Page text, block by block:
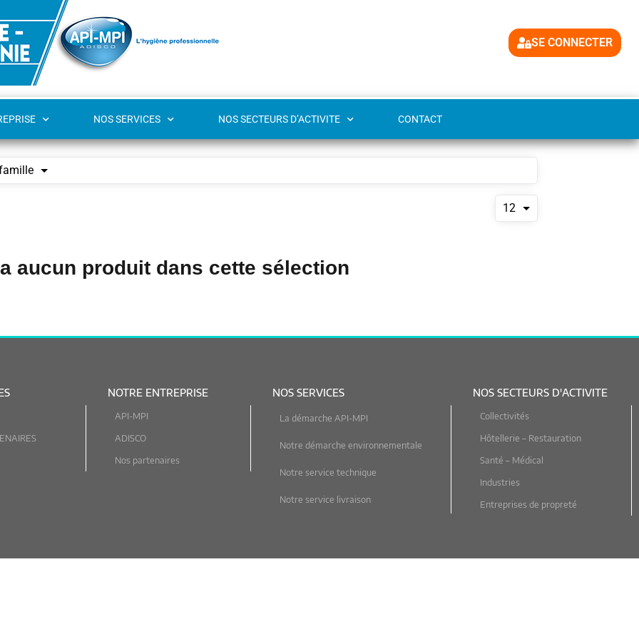
SE CONNECTER
NOS SERVICES NOS SECTEURS D’ACTIVITE CONTACT
12
aucun produit dans cette sélection
NOTRE ENTREPRISE
API-MPI
ADISCO
Nos partenaires
NOS SERVICES
La démarche API-MPI
Notre démarche environnementale
Notre service technique
Notre service livraison
NOS SECTEURS D'ACTIVITE
Collectivités
Hôtellerie – Restauration
Santé – Médical
Industries
Entreprises de propreté